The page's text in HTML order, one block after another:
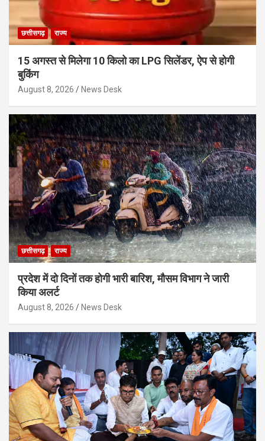
छत्तीसगढ़ राज्य
15 अगस्त से मिलेगा 10 किलो का LPG सिलेंडर, ऐप से होगी
बुकिंग
August 8, 2026 News Desk
छत्तीसगढ़ राज्य
प्रदेश में दो दिनों तक होगी भारी बारिश, मौसम विभाग ने जारी
किया अलर्ट
August 8, 2026 News Desk